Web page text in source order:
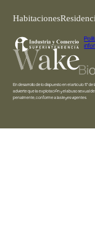
Habitaciones
En desarrollo de lo dispuesto en el articulo 17
advierte que la explotación y el abuso sexual
penalmente, conforme a las leyes vigentes.